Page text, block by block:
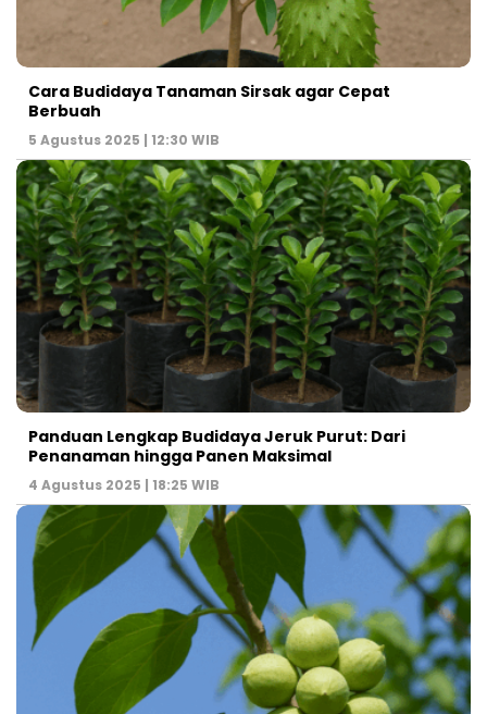
Cara Budidaya Tanaman Sirsak agar Cepat
Berbuah
5 Agustus 2025 | 12:30 WIB
Panduan Lengkap Budidaya Jeruk Purut: Dari
Penanaman hingga Panen Maksimal
4 Agustus 2025 | 18:25 WIB